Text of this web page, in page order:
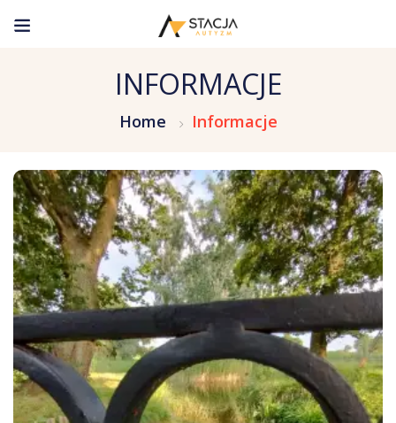
INFORMACJE
Home Informacje